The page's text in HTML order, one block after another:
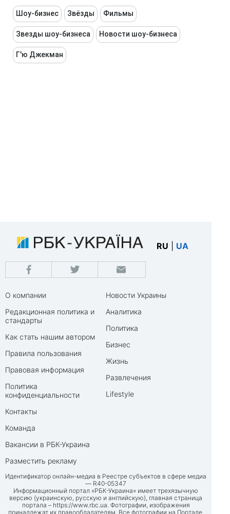
Шоу-бизнес Звёзды Фильмы
Звезды шоу-бизнеса Новости шоу-бизнеса
Г'ю Джекман
RU UA
О компании
Редакционная политика и
стандарты
Как стать нашим автором
Правила пользования
Правовая информация
Политика
конфиденциальности
Контакты
Команда
Вакансии в РБК-Украина
Разместить рекламу
Новости Украины
Аналитика
Политика
Бизнес
Жизнь
Развлечения
Lifestyle
Идентификатор онлайн-медиа в Реестре субъектов в сфере медиа
— R40-05347
Информационный портал «РБК-Украина» имеет трехязычную
версию (украинскую, русскую и английскую), главная страница
портала – https://www.rbc.ua. Фотографии, изображения
принадлежат их правообладателям. Все фотографии на Портале,